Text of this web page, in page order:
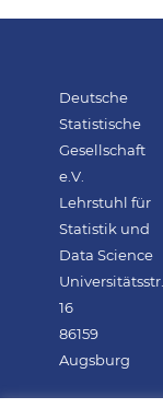
Deutsche
Statistische
Gesellschaft
e.V.
Lehrstuhl für
Statistik und
Data Science
Universitätsstr.
16
86159
Augsburg